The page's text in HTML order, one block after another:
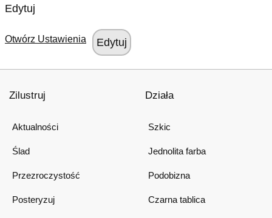
Edytuj
Otwórz Ustawienia
Zilustruj
Aktualności
Ślad
Przezroczystość
Posteryzuj
Działa
Szkic
Jednolita farba
Podobizna
Czarna tablica